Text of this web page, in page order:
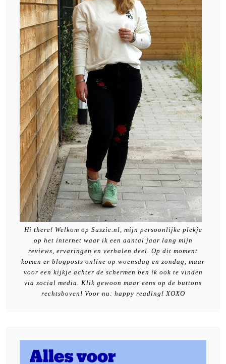
Hi there! Welkom op Suszie.nl, mijn persoonlijke plekje
op het internet waar ik een aantal jaar lang mijn
reviews, ervaringen en verhalen deel. Op dit moment
komen er blogposts online op woensdag en zondag, maar
voor een kijkje achter de schermen ben ik ook te vinden
via social media. Klik gewoon maar eens op de buttons
rechtsboven! Voor nu: happy reading! XOXO